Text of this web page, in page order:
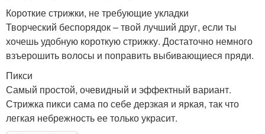
Короткие стрижки, не требующие укладки
Творческий беспорядок – твой лучший друг, если ты
хочешь удобную короткую стрижку. Достаточно немного
взъерошить волосы и поправить выбивающиеся пряди.
Пикси
Самый простой, очевидный и эффектный вариант.
Стрижка пикси сама по себе дерзкая и яркая, так что
легкая небрежность ее только украсит.